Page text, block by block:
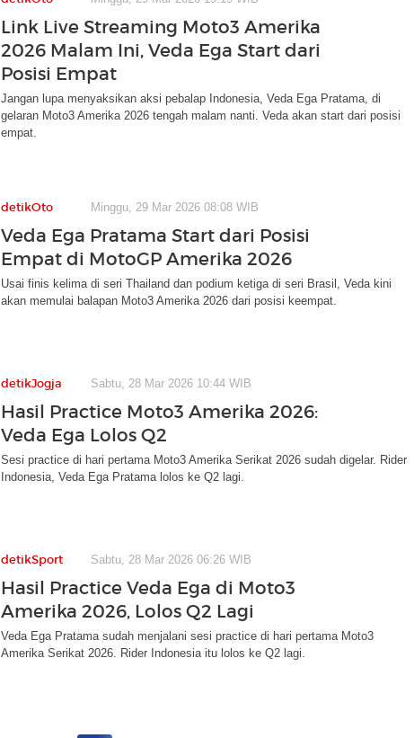
Link Live Streaming Moto3 Amerika
2026 Malam Ini, Veda Ega Start dari
Posisi Empat
Jangan lupa menyaksikan aksi pebalap Indonesia, Veda Ega Pratama, di
gelaran Moto3 Amerika 2026 tengah malam nanti. Veda akan start dari posisi
empat.
detikOto Minggu, 29 Mar 2026 08:08 WIB
Veda Ega Pratama Start dari Posisi
Empat di MotoGP Amerika 2026
Usai finis kelima di seri Thailand dan podium ketiga di seri Brasil, Veda kini
akan memulai balapan Moto3 Amerika 2026 dari posisi keempat.
detikJogja Sabtu, 28 Mar 2026 10:44 WIB
Hasil Practice Moto3 Amerika 2026:
Veda Ega Lolos Q2
Sesi practice di hari pertama Moto3 Amerika Serikat 2026 sudah digelar. Rider
Indonesia, Veda Ega Pratama lolos ke Q2 lagi.
detikSport Sabtu, 28 Mar 2026 06:26 WIB
Hasil Practice Veda Ega di Moto3
Amerika 2026, Lolos Q2 Lagi
Veda Ega Pratama sudah menjalani sesi practice di hari pertama Moto3
Amerika Serikat 2026. Rider Indonesia itu lolos ke Q2 lagi.